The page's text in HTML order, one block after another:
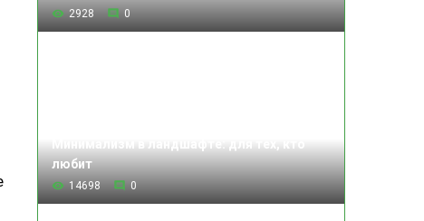
2928 0
любит
14698 0